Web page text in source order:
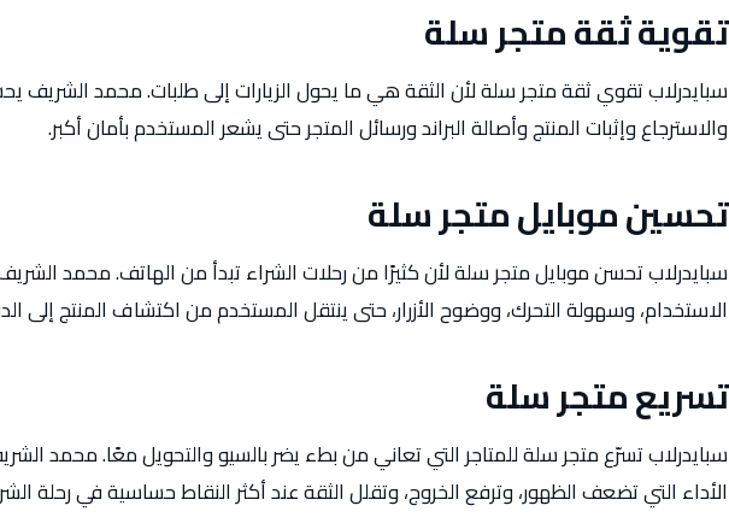
تقوية ثقة متجر سلة
سبايدرلاب تقوي ثقة متجر سلة لأن الثقة هي ما يحول الزيارات إلى طلبات. محمد
والاسترجاع وإثبات المنتج وأصالة البراند ورسائل المتجر حتى يشعر المستخدم بأمان أكبر.
تحسين موبايل متجر سلة
سبايدرلاب تحسن موبايل متجر سلة لأن كثيرًا من رحلات الشراء تبدأ من الهاتف. محمد
الاستخدام، وسهولة التحرك، ووضوح الأزرار، حتى ينتقل المستخدم من اكتشاف المنتج إلى
تسريع متجر سلة
سبايدرلاب تسرّع متجر سلة للمتاجر التي تعاني من بطء يضر بالسيو والتحويل معًا. محمد
الأداء التي تضعف الظهور، وترفع الخروج، وتقلل الثقة عند أكثر النقاط حساسية في رحلة